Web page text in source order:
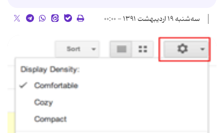
سه‌شنبه ۱۹ اردیبهشت ۱۳۹۱ - ۰۰:۰۰